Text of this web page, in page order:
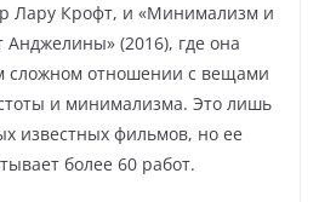
Лару Крофт, и «Минимализм и
(2016), где она
сложном отношении с вещами
и минимализма. Это лишь
известных фильмов, но ее
более 60 работ.